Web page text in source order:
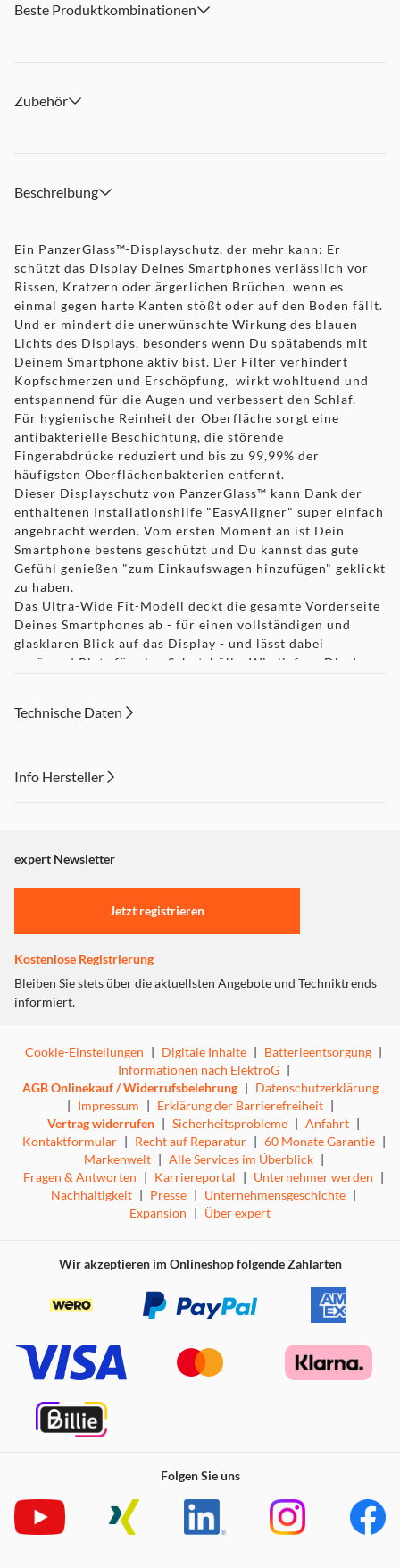
Beste Produktkombinationen
Zubehör
Beschreibung
Ein PanzerGlass™-Displayschutz, der mehr kann: Er
schützt das Display Deines Smartphones verlässlich vor
Rissen, Kratzern oder ärgerlichen Brüchen, wenn es
einmal gegen harte Kanten stößt oder auf den Boden fällt.
Und er mindert die unerwünschte Wirkung des blauen
Lichts des Displays, besonders wenn Du spätabends mit
Deinem Smartphone aktiv bist. Der Filter verhindert
Kopfschmerzen und Erschöpfung, wirkt wohltuend und
entspannend für die Augen und verbessert den Schlaf.
Für hygienische Reinheit der Oberfläche sorgt eine
antibakterielle Beschichtung, die störende
Fingerabdrücke reduziert und bis zu 99,99% der
häufigsten Oberflächenbakterien entfernt.
Dieser Displayschutz von PanzerGlass™ kann Dank der
enthaltenen Installationshilfe "EasyAligner" super einfach
angebracht werden. Vom ersten Moment an ist Dein
Smartphone bestens geschützt und Du kannst das gute
Gefühl genießen "zum Einkaufswagen hinzufügen" geklickt
zu haben.
Das Ultra-Wide Fit-Modell deckt die gesamte Vorderseite
Deines Smartphones ab - für einen vollständigen und
glasklaren Blick auf das Display - und lässt dabei
genügend Platz für eine Schutzhülle. Wie liefern Dir das
Technische Daten
Info Hersteller
"Marketing".
Einstellungen anpassen
expert Newsletter
Jetzt registrieren
Kostenlose Registrierung
Bleiben Sie stets über die aktuellsten Angebote und Techniktrends
informiert.
Cookie-Einstellungen | Digitale Inhalte | Batterieentsorgung |
Informationen nach ElektroG |
AGB Onlinekauf / Widerrufsbelehrung | Datenschutzerklärung
| Impressum | Erklärung der Barrierefreiheit |
Vertrag widerrufen | Sicherheitsprobleme | Anfahrt |
Kontaktformular | Recht auf Reparatur | 60 Monate Garantie |
Markenwelt | Alle Services im Überblick |
Fragen & Antworten | Karriereportal | Unternehmer werden |
Nachhaltigkeit | Presse | Unternehmensgeschichte |
Expansion | Über expert
Wir akzeptieren im Onlineshop folgende Zahlarten
Folgen Sie uns